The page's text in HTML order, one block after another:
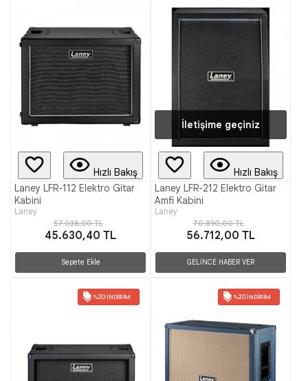
Hızlı Bakış
Laney LFR-112 Elektro Gitar
Kabini
Laney
57.038,00 TL
45.630,40 TL
Sepete Ekle
İletişime geçiniz
Hızlı Bakış
Laney LFR-212 Elektro Gitar
Amfi Kabini
Laney
70.890,00 TL
56.712,00 TL
GELİNCE HABER VER
%20 İNDIRIM %20 İNDIRIM